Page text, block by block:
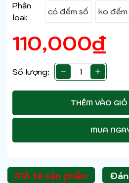
Phân
loại:
có đếm số ko đếm
110,000₫
Số lượng:
THÊM VÀO GIỎ
MUA
Mô tả sản phẩm